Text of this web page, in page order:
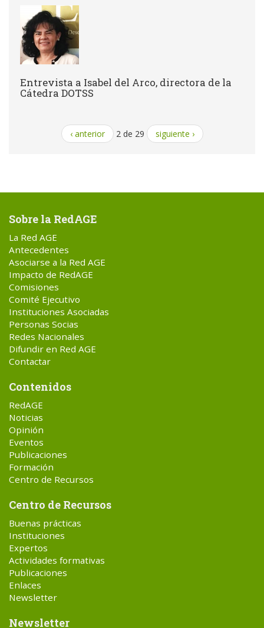
Entrevista a Isabel del Arco, directora de la
Cátedra DOTSS
‹ anterior 2 de 29 siguiente ›
Sobre la RedAGE
La Red AGE
Antecedentes
Asociarse a la Red AGE
Impacto de RedAGE
Comisiones
Comité Ejecutivo
Instituciones Asociadas
Personas Socias
Redes Nacionales
Difundir en Red AGE
Contactar
Contenidos
RedAGE
Noticias
Opinión
Eventos
Publicaciones
Formación
Centro de Recursos
Centro de Recursos
Buenas prácticas
Instituciones
Expertos
Actividades formativas
Publicaciones
Enlaces
Newsletter
Newsletter